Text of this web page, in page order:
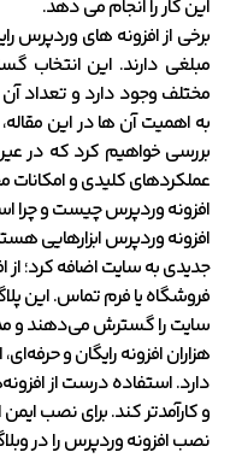
این کار را انجام می دهد.
برخی از افزونه های وردپرس
مختلف وجود دارد و تعداد آن
به اهمیت آن ها در این
بررسی خواهیم کرد که در
عملکردهای کلیدی و امکانات
افزونه وردپرس چیست و چرا
افزونه وردپرس ابزارهایی
جدیدی به سایت اضافه کرد؛
فروشگاه یا فرم تماس. این
سایت را گسترش می‌دهند و
هزاران افزونه رایگان و
دارد. استفاده درست از
و کارآمدتر کند. برای نصب
نصب افزونه وردپرس را در